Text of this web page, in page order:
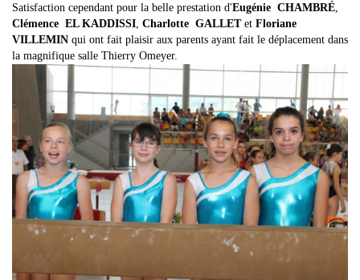
Satisfaction cependant pour la belle prestation d'Eugénie CHAMBRÉ
Clémence EL KADDISSI Charlotte GALLETet Floriane
VILLEMIN qui ont fait plaisir aux parents ayant fait le déplacement dans
la magnifique salle Thierry Omeyer.